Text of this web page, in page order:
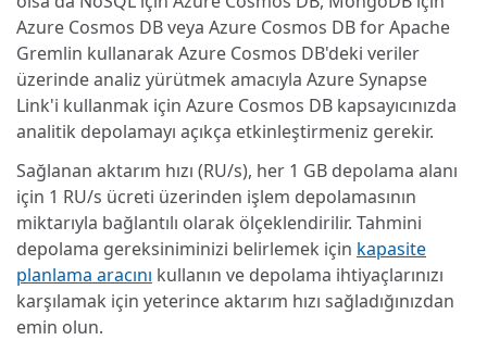
Azure Cosmos DB veya Azure Cosmos DB for Apache
Gremlin kullanarak Azure Cosmos DB'deki veriler
üzerinde analiz yürütmek amacıyla Azure Synapse
Link'i kullanmak için Azure Cosmos DB kapsayıcınızda
analitik depolamayı açıkça etkinleştirmeniz gerekir.
Sağlanan aktarım hızı (RU/s), her 1 GB depolama alanı
için 1 RU/s ücreti üzerinden işlem depolamasının
miktarıyla bağlantılı olarak ölçeklendirilir. Tahmini
depolama gereksiniminizi belirlemek için kapasite
planlama aracını kullanın ve depolama ihtiyaçlarınızı
karşılamak için yeterince aktarım hızı sağladığınızdan
emin olun.